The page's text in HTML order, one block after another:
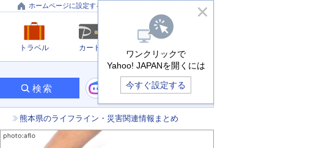
ワンクリックで
Yahoo! JAPANを開くには
今すぐ設定する
ホームページに設定する
トラベル カード
検索
熊本県のライフライン・災害関連情報まとめ